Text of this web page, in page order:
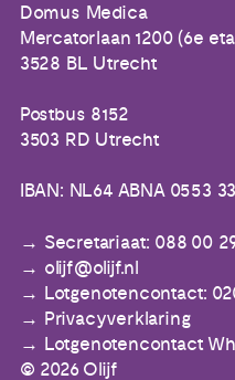
Domus Medica
Mercatorlaan 1200 (6e
3528 BL Utrecht
Postbus 8152
3503 RD Utrecht
IBAN: NL64 ABNA 0553
Secretariaat: 088 00
olijf@olijf.nl
Lotgenotencontact:
Privacyverklaring
Lotgenotencontact
© 2026 Olijf